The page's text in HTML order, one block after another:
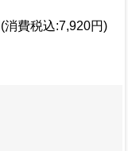
(消費税込:7,920円)